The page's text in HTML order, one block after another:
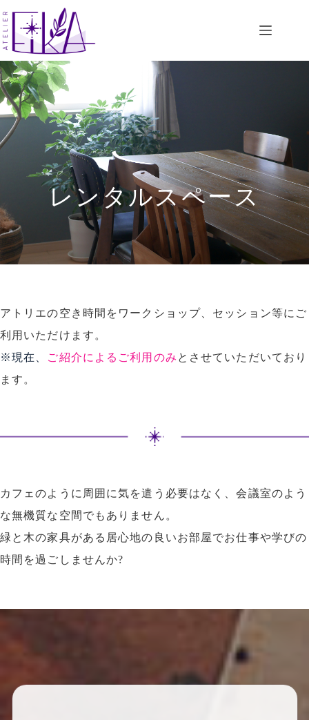
ン
テ
ン
ツ
へ
ス
キ
プ
レンタルスペース
アトリエの空き時間をワークショップ、セッション等にご
利用いただけます。
※現在、 ご紹介によるご利用のみ とさせていただいており
ます。
カフェのように周囲に気を遣う必要はなく、会議室のよう
な無機質な空間でもありません。
緑と木の家具がある居心地の良いお部屋でお仕事や学びの
時間を過ごしませんか?